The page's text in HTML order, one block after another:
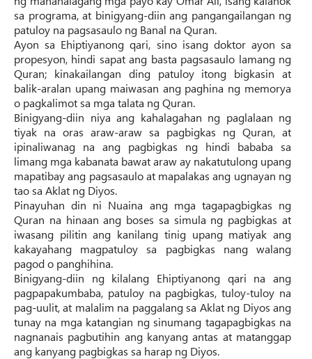
sa programa, at binigyang-diin ang pangangailangan ng
patuloy na pagsasaulo ng Banal na Quran.
Ayon sa Ehiptiyanong qari, sino isang doktor ayon sa
propesyon, hindi sapat ang basta pagsasaulo lamang ng
Quran; kinakailangan ding patuloy itong bigkasin at
balik-aralan upang maiwasan ang paghina ng memorya
o pagkalimot sa mga talata ng Quran.
Binigyang-diin niya ang kahalagahan ng paglalaan ng
tiyak na oras araw-araw sa pagbigkas ng Quran, at
ipinaliwanag na ang pagbigkas ng hindi bababa sa
limang mga kabanata bawat araw ay nakatutulong upang
mapatibay ang pagsasaulo at mapalakas ang ugnayan ng
tao sa Aklat ng Diyos.
Pinayuhan din ni Nuaina ang mga tagapagbigkas ng
Quran na hinaan ang boses sa simula ng pagbigkas at
iwasang pilitin ang kanilang tinig upang matiyak ang
kakayahang magpatuloy sa pagbigkas nang walang
pagod o panghihina.
Binigyang-diin ng kilalang Ehiptiyanong qari na ang
pagpapakumbaba, patuloy na pagbigkas, tuloy-tuloy na
pag-uulit, at malalim na paggalang sa Aklat ng Diyos ang
tunay na mga katangian ng sinumang tagapagbigkas na
nagnanais pagbutihin ang kanyang antas at matanggap
ang kanyang pagbigkas sa harap ng Diyos.